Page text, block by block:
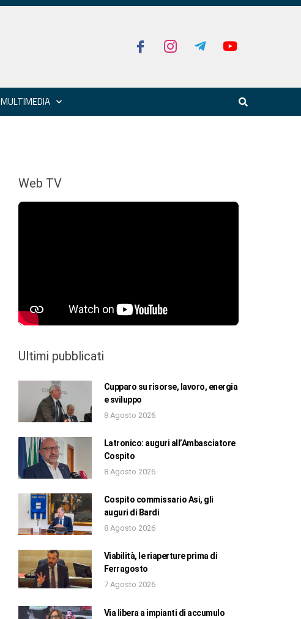
MULTIMEDIA
Web TV
Ultimi pubblicati
Cupparo su risorse, lavoro, energia
e sviluppo
8 Agosto 2026
Latronico: auguri all’Ambasciatore
Cospito
8 Agosto 2026
Cospito commissario Asi, gli
auguri di Bardi
8 Agosto 2026
Viabilità, le riaperture prima di
Ferragosto
7 Agosto 2026
Via libera a impianti di accumulo